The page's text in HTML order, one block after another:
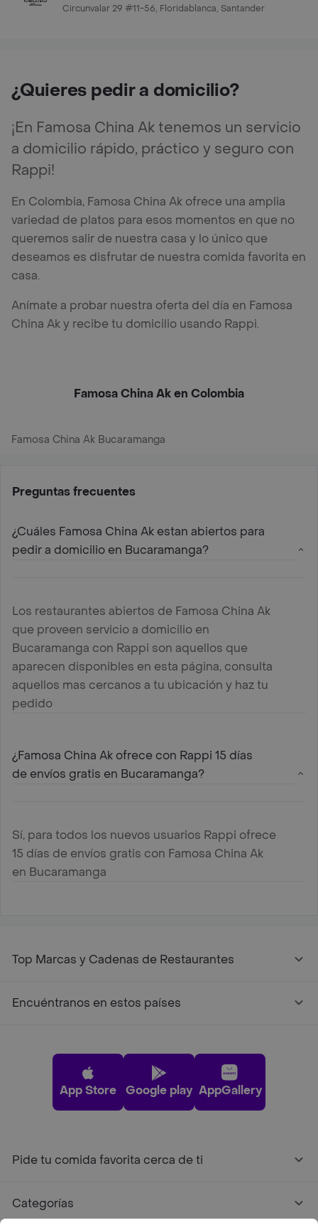
Circunvalar 29 #11-56, Floridablanca, Santander
¿Quieres pedir a domicilio?
¡En Famosa China Ak tenemos un servicio
a domicilio rápido, práctico y seguro con
Rappi!
En Colombia, Famosa China Ak ofrece una amplia
variedad de platos para esos momentos en que no
queremos salir de nuestra casa y lo único que
deseamos es disfrutar de nuestra comida favorita en
casa.
Anímate a probar nuestra oferta del día en Famosa
China Ak y recibe tu domicilio usando Rappi.
Famosa China Ak en Colombia
Famosa China Ak Bucaramanga
Preguntas frecuentes
¿Cuáles Famosa China Ak estan abiertos para
pedir a domicilio en Bucaramanga?
Los restaurantes abiertos de Famosa China Ak
que proveen servicio a domicilio en
Bucaramanga con Rappi son aquellos que
aparecen disponibles en esta página, consulta
aquellos mas cercanos a tu ubicación y haz tu
pedido
¿Famosa China Ak ofrece con Rappi 15 días
de envíos gratis en Bucaramanga?
Sí, para todos los nuevos usuarios Rappi ofrece
15 días de envíos gratis con Famosa China Ak
en Bucaramanga
Top Marcas y Cadenas de Restaurantes
Encuéntranos en estos países
App Store Google play AppGallery
Pide tu comida favorita cerca de ti
Categorías